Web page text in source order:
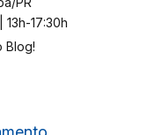
13h-17:30h
Blog!